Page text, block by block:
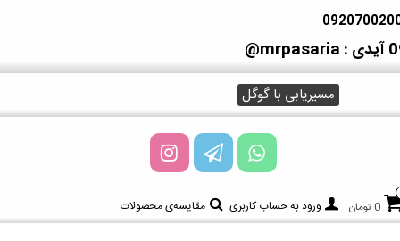
آیدی : mrpasaria@
مسیریابی با گوگل
0 تومان ورود به حساب کاربری مقایسه‌ی محصولات